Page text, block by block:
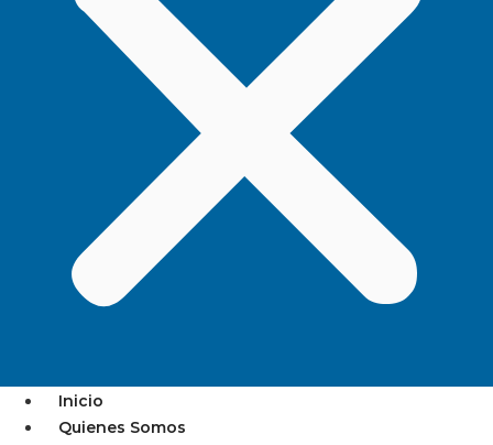
Inicio
Quienes Somos